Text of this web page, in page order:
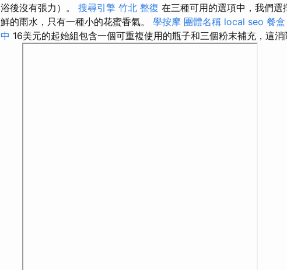
浴後沒有張力）。 搜尋引擎 竹北 整復 在三種可用的選項中，我們選
鮮的雨水，只有一種小的花蜜香氣。 學按摩 團體名稱 local seo 餐盒
中 16美元的起始組包含一個可重複使用的瓶子和三個粉末補充，這